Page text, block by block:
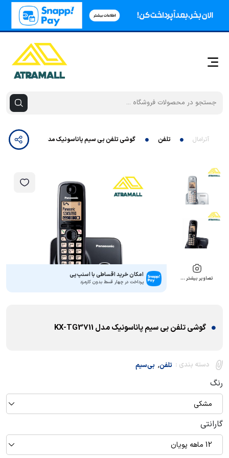
آترامال تلفن گوشی تلفن بی سیم پاناسونیک مدل KX-TG3711
تصاویر بیشتر … امکان خرید اقساطی با اسنپ‌پی
پرداخت در چهار قسط بدون کارمزد
گوشی تلفن بی سیم پاناسونیک مدل KX-TG3711
دسته بندی : تلفن, بی‌سیم
رنگ
مشکی
گارانتی
12 ماهه پویان